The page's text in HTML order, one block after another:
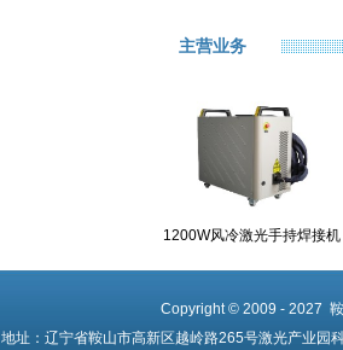
主营业务
1200W风冷激光手持焊接机
Copyright © 2009 - 2027
地址：辽宁省鞍山市高新区越岭路265号激光产